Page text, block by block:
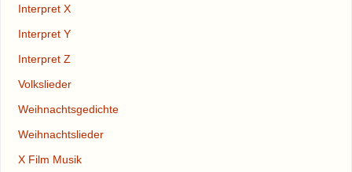
Interpret X
Interpret Y
Interpret Z
Volkslieder
Weihnachtsgedichte
Weihnachtslieder
X Film Musik